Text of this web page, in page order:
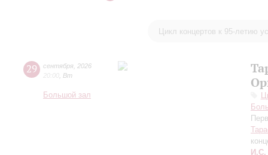
Цикл концертов к 95-летию
29 сентября 2026
Вт
Большой зал
И.С.